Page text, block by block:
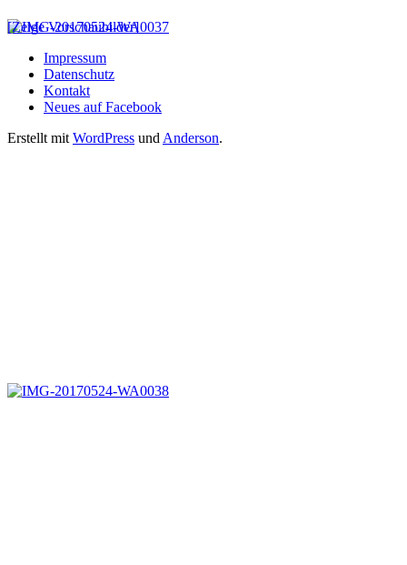
[Zeige Vorschaubilder]
Impressum
Datenschutz
Kontakt
Neues auf Facebook
Erstellt mit WordPress und Anderson.